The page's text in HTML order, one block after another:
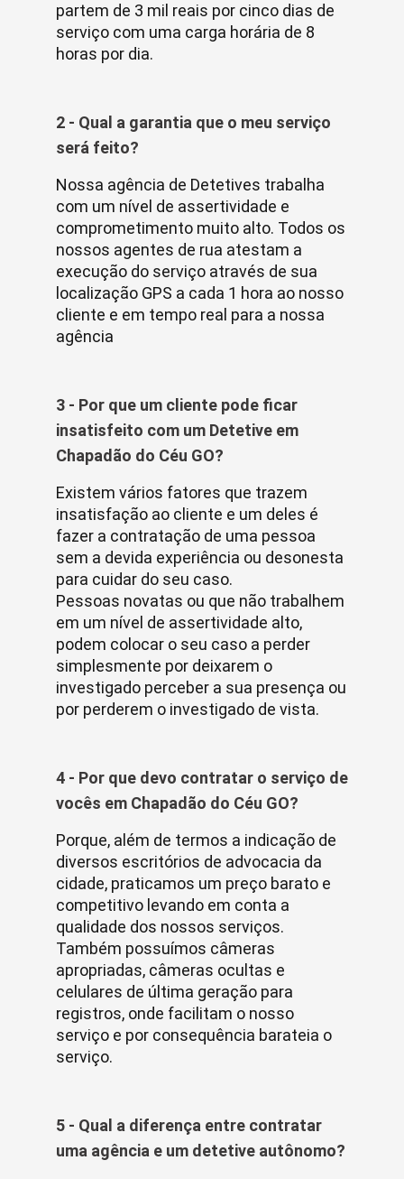
partem de 3 mil reais por cinco dias de
serviço com uma carga horária de 8
horas por dia.
2 - Qual a garantia que o meu serviço
será feito?
Nossa agência de Detetives trabalha
com um nível de assertividade e
comprometimento muito alto. Todos os
nossos agentes de rua atestam a
execução do serviço através de sua
localização GPS a cada 1 hora ao nosso
cliente e em tempo real para a nossa
agência
3 - Por que um cliente pode ficar
insatisfeito com um Detetive em
Chapadão do Céu GO?
Existem vários fatores que trazem
insatisfação ao cliente e um deles é
fazer a contratação de uma pessoa
sem a devida experiência ou desonesta
para cuidar do seu caso.
Pessoas novatas ou que não trabalhem
em um nível de assertividade alto,
podem colocar o seu caso a perder
simplesmente por deixarem o
investigado perceber a sua presença ou
por perderem o investigado de vista.
4 - Por que devo contratar o serviço de
vocês em Chapadão do Céu GO?
Porque, além de termos a indicação de
diversos escritórios de advocacia da
cidade, praticamos um preço barato e
competitivo levando em conta a
qualidade dos nossos serviços.
Também possuímos câmeras
apropriadas, câmeras ocultas e
celulares de última geração para
registros, onde facilitam o nosso
serviço e por consequência barateia o
serviço.
5 - Qual a diferença entre contratar
uma agência e um detetive autônomo?